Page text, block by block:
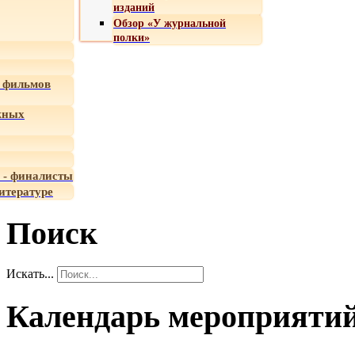
изданий
Обзор «У журнальной
полки»
- финалисты
Поиск
Искать...
Календарь